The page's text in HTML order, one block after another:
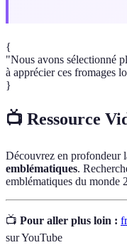
{
"Nous avons sélectionné
à apprécier ces fromages
}
📺 Ressource
Découvrez en profondeur
emblématiques.
emblématiques du monde
📺 Pour aller plus loin :
sur YouTube